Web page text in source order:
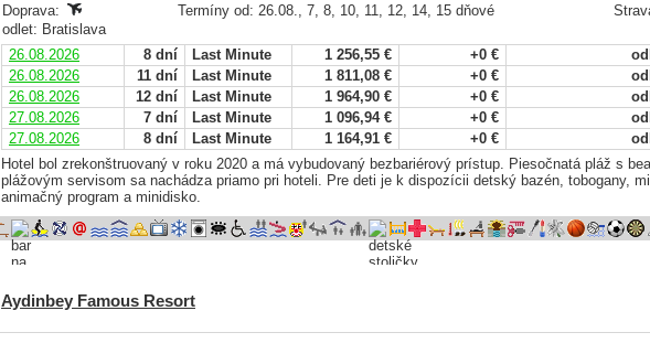
Doprava:
Termíny od: 26.08., 7, 8, 10, 11, 12, 14, 15 dňové
odlet: Bratislava
26.08.2026
8 dní Last Minute 1 256,55 € +0 €
26.08.2026
11 dní Last Minute 1 811,08 € +0 €
26.08.2026
12 dní Last Minute 1 964,90 € +0 €
27.08.2026
7 dní Last Minute 1 096,94 € +0 €
27.08.2026
8 dní Last Minute 1 164,91 € +0 €
Hotel bol zrekonštruovaný v roku 2020 a má vybudovaný bezbariérový prístup. Piesočnatá pláž s
plážovým servisom sa nachádza priamo pri hoteli. Pre deti je k dispozícii detský bazén, tobogany,
animačný program a minidisko.
Aydinbey Famous Resort